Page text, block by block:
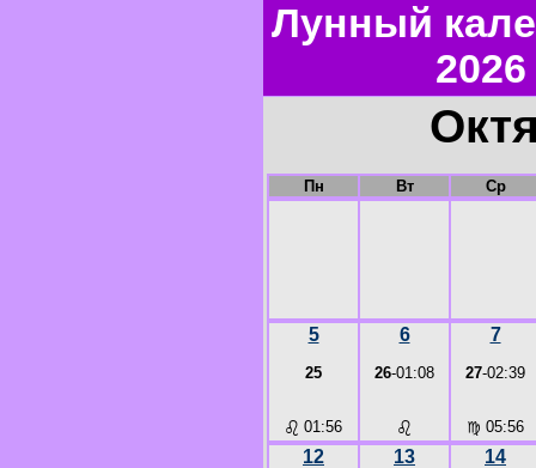
Лунный
Пн Вт Ср
5
25
♌ 01:56
6
26-01:08
♌
7
27-02:39
♍ 05:56
12 13 14